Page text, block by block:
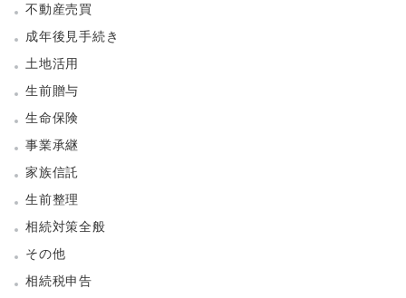
不動産売買
成年後見手続き
土地活用
生前贈与
生命保険
事業承継
家族信託
生前整理
相続対策全般
その他
相続税申告